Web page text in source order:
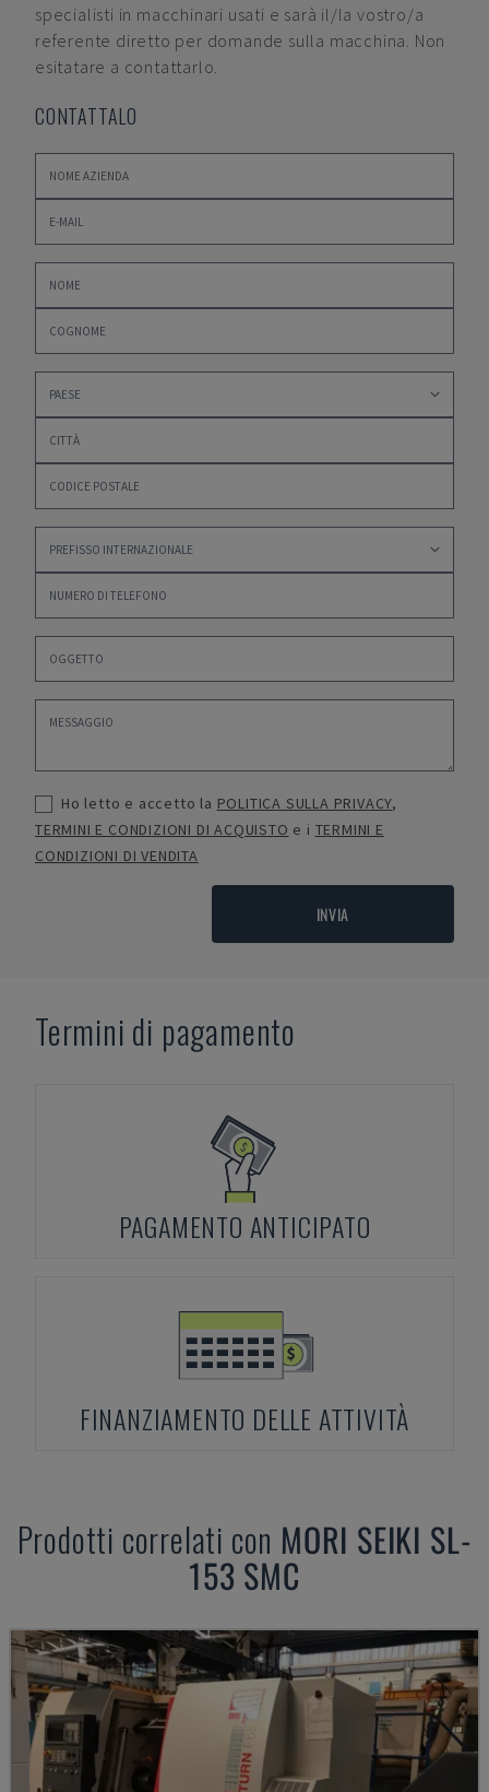
specialisti in macchinari usati e sarà il/la vostro/a
referente diretto per domande sulla macchina. Non
esitatare a contattarlo.
CONTATTALO
Ho letto e accetto la POLITICA SULLA PRIVACY,
TERMINI E CONDIZIONI DI ACQUISTO e i TERMINI E
CONDIZIONI DI VENDITA
INVIA
Termini di pagamento
PAGAMENTO ANTICIPATO
FINANZIAMENTO DELLE ATTIVITÀ
Prodotti correlati con MORI SEIKI SL-
153 SMC